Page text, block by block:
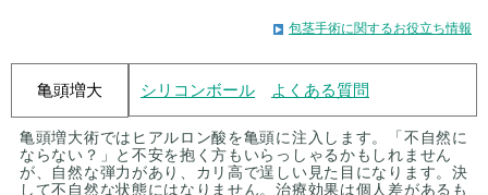
包茎手術に関するお役立ち情報
亀頭増大 シリコンボール よくある質問
亀頭増大術ではヒアルロン酸を亀頭に注入します。「不自然に
ならない？」と不安を抱く方もいらっしゃるかもしれません
が、自然な弾力があり、カリ高で逞しい見た目になります。決
して不自然な状態にはなりません。治療効果は個人差があるも